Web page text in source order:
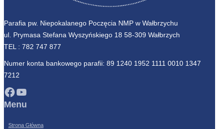
Parafia pw. Niepokalanego Poczęcia NMP w Wałbrzychu
ul. Prymasa Stefana Wyszyńskiego 18 58-309 Wałbrzych
TEL : 782 747 877
Numer konta bankowego parafii: 89 1240 1952 1111 0010 1347
7212
Facebook YouTube
Menu
Strona Główna